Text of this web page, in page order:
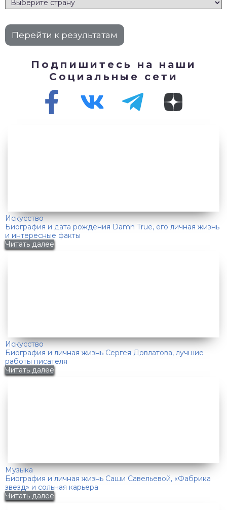
Подпишитесь на наши
Социальные сети
Искусство
Биография и дата рождения Damn True, его личная жизнь
и интересные факты
Читать далее
Искусство
Биография и личная жизнь Сергея Довлатова, лучшие
работы писателя
Читать далее
Музыка
Биография и личная жизнь Саши Савельевой, «Фабрика
звезд» и сольная карьера
Читать далее